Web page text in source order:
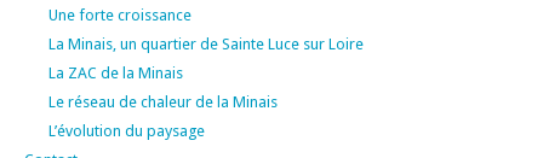
Une forte croissance
La Minais, un quartier de Sainte Luce sur Loire
La ZAC de la Minais
Le réseau de chaleur de la Minais
L’évolution du paysage